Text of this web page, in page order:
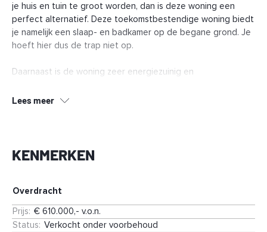
je huis en tuin te groot worden, dan is deze woning een
perfect alternatief. Deze toekomstbestendige woning biedt
je namelijk een slaap- en badkamer op de begane grond. Je
hoeft hier dus de trap niet op.
Daarnaast is de woning zeer energiezuinig en
portemonnee. We bieden je mogelijkheden om de woning
voor in de toekomst.
Zeer energiezuinige woning
Vloerverwarming op begane grond en 1e verdieping
Slaap- en badkamer op de begane grond
Lees meer
KENMERKEN
Overdracht
Prijs: € 610.000,- v.o.n.
Status: Verkocht onder voorbehoud